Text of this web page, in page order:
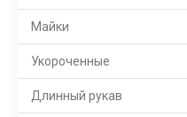
Майки
Укороченные
Длинный рукав